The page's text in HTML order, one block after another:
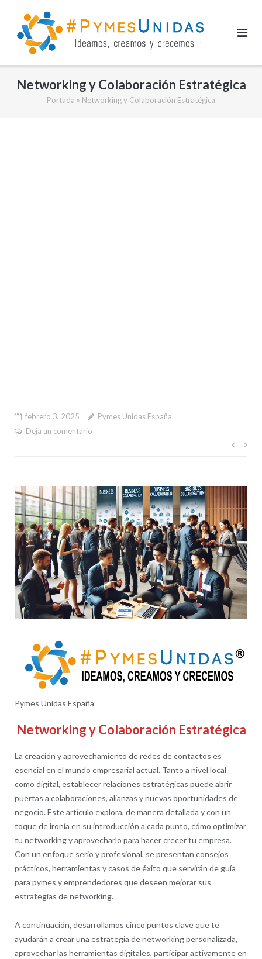
contenido
Networking y Colaboración Estratégica
Portada » Networking y Colaboración Estratégica
febrero 3, 2025
Pymes Unidas España
Deja un comentario
Pymes Unidas España
Networking y Colaboración Estratégica
La creación y aprovechamiento de redes de contactos es
esencial en el mundo empresarial actual. Tanto a nivel local
como digital, establecer relaciones estratégicas puede abrir
puertas a colaboraciones, alianzas y nuevas oportunidades de
negocio. Este artículo explora, de manera detallada y con un
toque de ironía en su introducción a cada punto, cómo optimizar
tu networking y aprovecharlo para hacer crecer tu empresa.
Con un enfoque serio y profesional, se presentan consejos
prácticos, herramientas y casos de éxito que servirán de guía
para pymes y emprendedores que deseen mejorar sus
estrategias de networking.
A continuación, desarrollamos cinco puntos clave que te
ayudarán a crear una estrategia de networking personalizada,
aprovechar las herramientas digitales, participar activamente en